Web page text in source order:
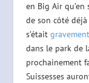
en Big Air
de son côté
s’était
dans le park de
prochainement
Suissesses